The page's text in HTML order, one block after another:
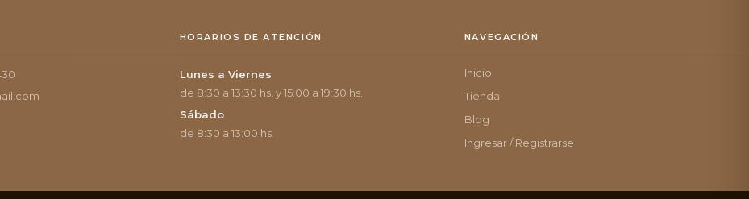
HORARIOS DE ATENCIÓN
Lunes a Viernes
de 8:30 a 13:30 hs. y 15:00 a 19:30 hs.
Sábado
de 8:30 a 13:00 hs.
NAVEGACIÓN
Inicio
Tienda
Blog
Ingresar / Registrarse